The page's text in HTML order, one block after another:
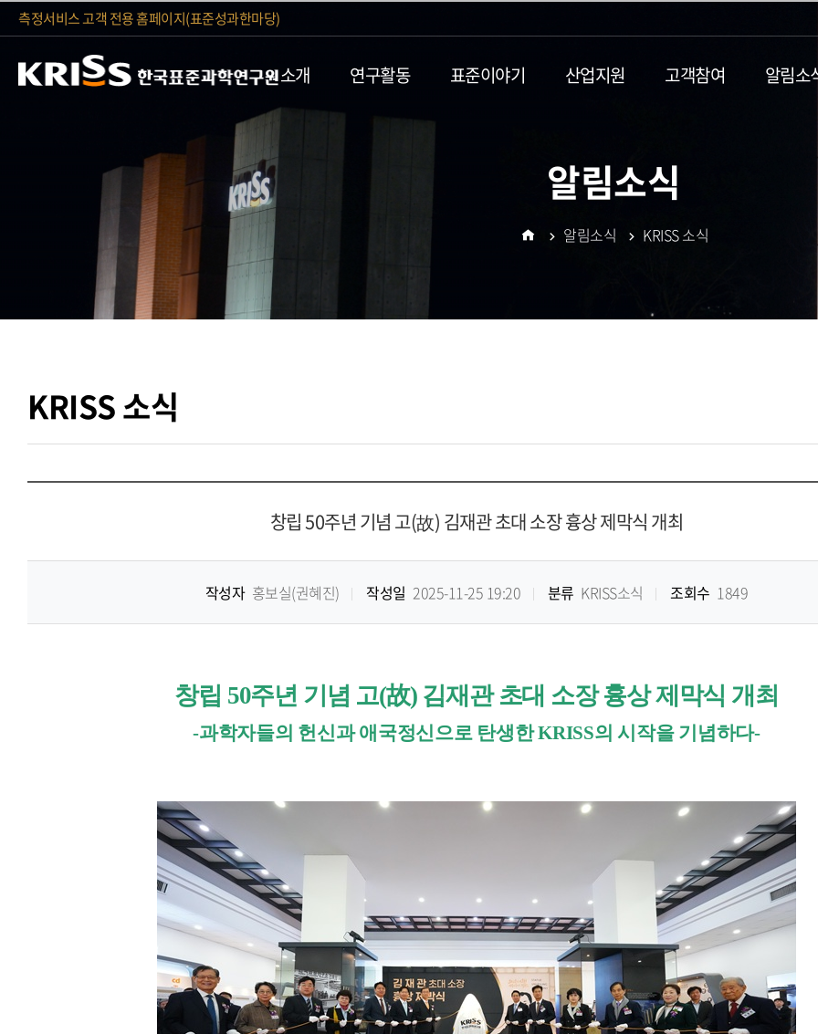
측정서비스 고객 전용 홈페이지(표준성과한마당)
소개 연구활동 표준이야기 산업지원 고객참여 알림소
알림소식
KRISS 소식
알림소식 KRISS 소식
창립 50주년 기념 고(故) 김재관 초대 소장 흉상 제막식 개최
작성자 홍보실(권혜진) 작성일 2025-11-25 19:20 분류 KRISS소식 조회수 1849
창립 50주년 기념 고(故) 김재관 초대 소장 흉상 제막식 개최
-과학자들의 헌신과 애국정신으로 탄생한KRISS의 시작을 기념하다-